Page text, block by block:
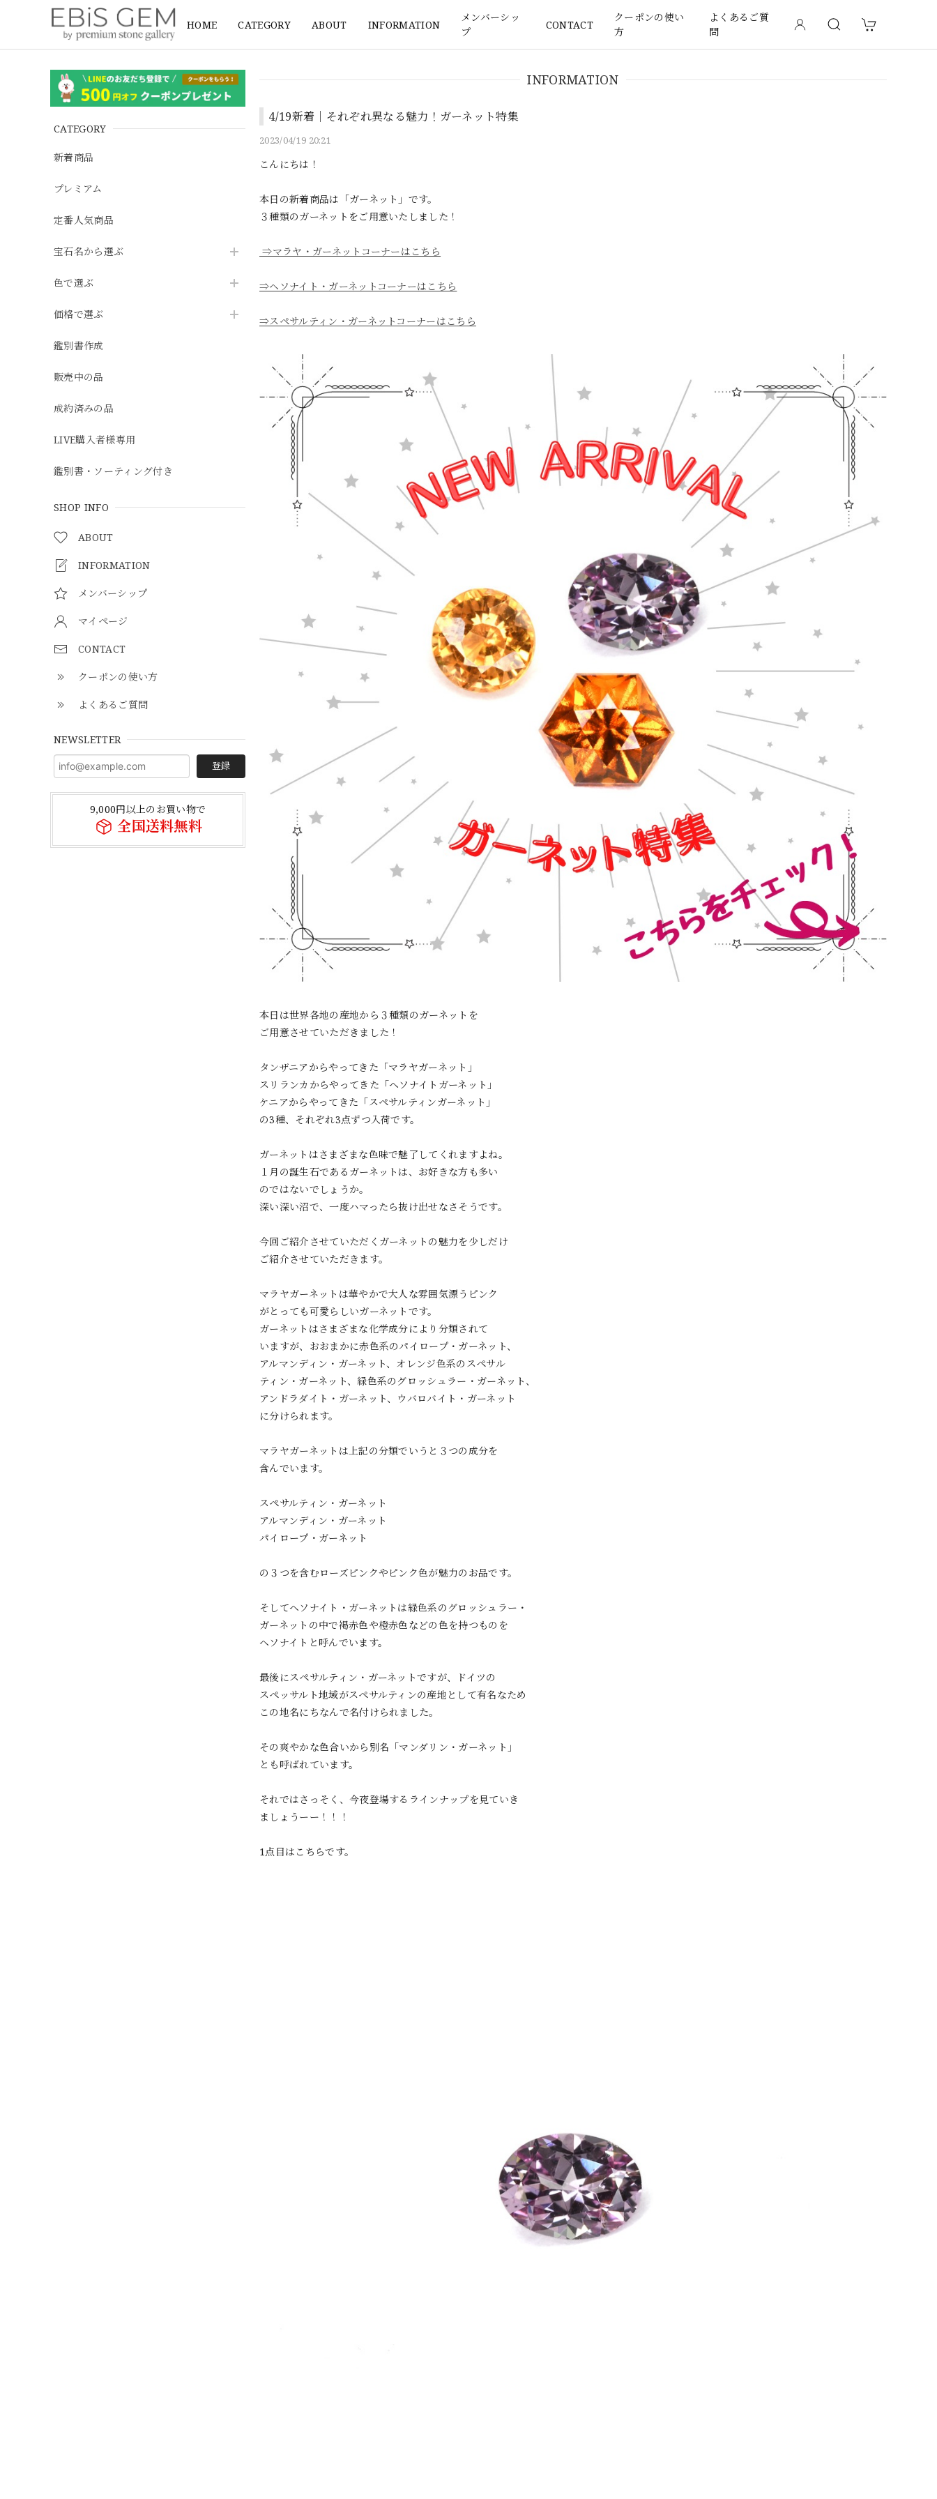
HOME CATEGORY ABOUT INFORMATION
メンバーシッ
プ
CONTACT
クーポンの使い
方
よくあるご質
問
CATEGORY
新着商品
プレミアム
定番人気商品
宝石名から選ぶ
色で選ぶ
価格で選ぶ
鑑別書作成
販売中の品
成約済みの品
LIVE購入者様専用
鑑別書・ソーティング付き
SHOP INFO
ABOUT
INFORMATION
メンバーシップ
マイページ
CONTACT
クーポンの使い方
よくあるご質問
NEWSLETTER
登録
9,000円以上のお買い物で
全国送料無料
INFORMATION
4/19新着｜それぞれ異なる魅力！ガーネット特集
2023/04/19 20:21
こんにちは！
本日の新着商品は「ガーネット」です。
３種類のガーネットをご用意いたしました！
⇒マラヤ・ガーネットコーナーはこちら
⇒ヘソナイト・ガーネットコーナーはこちら
⇒スペサルティン・ガーネットコーナーはこちら
本日は世界各地の産地から３種類のガーネットを
ご用意させていただきました！
タンザニアからやってきた「マラヤガーネット」
スリランカからやってきた「ヘソナイトガーネット」
ケニアからやってきた「スペサルティンガーネット」
の3種、それぞれ3点ずつ入荷です。
ガーネットはさまざまな色味で魅了してくれますよね。
１月の誕生石であるガーネットは、お好きな方も多い
のではないでしょうか。
深い深い沼で、一度ハマったら抜け出せなさそうです。
今回ご紹介させていただくガーネットの魅力を少しだけ
ご紹介させていただきます。
マラヤガーネットは華やかで大人な雰囲気漂うピンク
がとっても可愛らしいガーネットです。
ガーネットはさまざまな化学成分により分類されて
いますが、おおまかに赤色系のパイロープ・ガーネット、
アルマンディン・ガーネット、オレンジ色系のスペサル
ティン・ガーネット、緑色系のグロッシュラー・ガーネット、
アンドラダイト・ガーネット、ウバロバイト・ガーネット
に分けられます。
マラヤガーネットは上記の分類でいうと３つの成分を
含んでいます。
スペサルティン・ガーネット
アルマンディン・ガーネット
パイロープ・ガーネット
の３つを含むローズピンクやピンク色が魅力のお品です。
そしてヘソナイト・ガーネットは緑色系のグロッシュラー・
ガーネットの中で褐赤色や橙赤色などの色を持つものを
ヘソナイトと呼んでいます。
最後にスペサルティン・ガーネットですが、ドイツの
スペッサルト地域がスペサルティンの産地として有名なため
この地名にちなんで名付けられました。
その爽やかな色合いから別名「マンダリン・ガーネット」
とも呼ばれています。
それではさっそく、今夜登場するラインナップを見ていき
ましょうーー！！！
1点目はこちらです。